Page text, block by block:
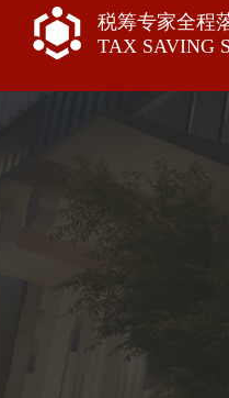
税筹专家全程
TAX SAVING